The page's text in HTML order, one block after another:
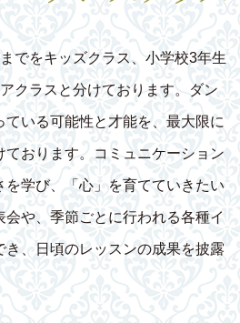
でをキッズクラス、小学校3年生
クラスと分けております。ダン
いる可能性と才能を、最大限に
ております。コミュニケーション
を学び、「心」を育てていきたい
会や、季節ごとに行われる各種イ
、日頃のレッスンの成果を披露